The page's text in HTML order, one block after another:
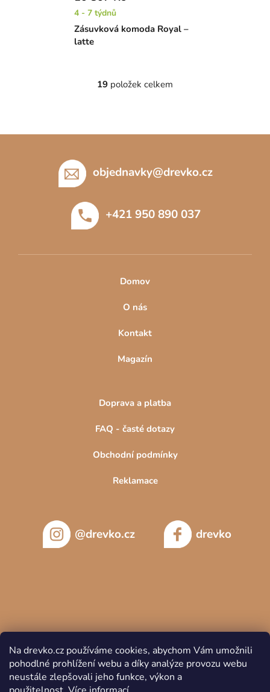
Na drevko.cz používáme cookies, abychom Vám umožnili
pohodlné prohlížení webu a díky analýze provozu webu
neustále zlepšovali jeho funkce, výkon a
Zásuvková komoda Royal –
latte
4 - 7 týdnů
O
c
r
v
p
i
s
u
19 položek celkem
objednavky@drevko.cz
+421 950 890 037
Domov
O nás
Kontakt
Magazín
Doprava a platba
FAQ - časté dotazy
Obchodní podmínky
Reklamace
@drevko.cz drevko